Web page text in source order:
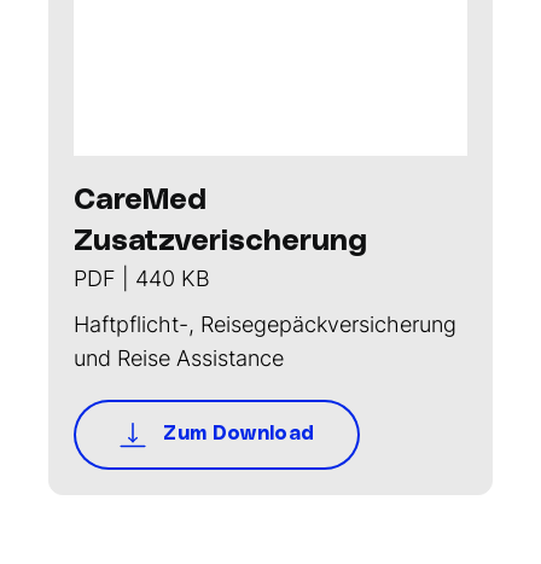
CareMed
Zusatzverischerung
PDF | 440 KB
Haftpflicht-, Reisegepäckversicherung
und Reise Assistance
Zum Download